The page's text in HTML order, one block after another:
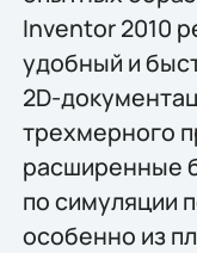
Inventor 2010
удобный и
2D-
трехмерного
расширенные
по симуляции
особенно из